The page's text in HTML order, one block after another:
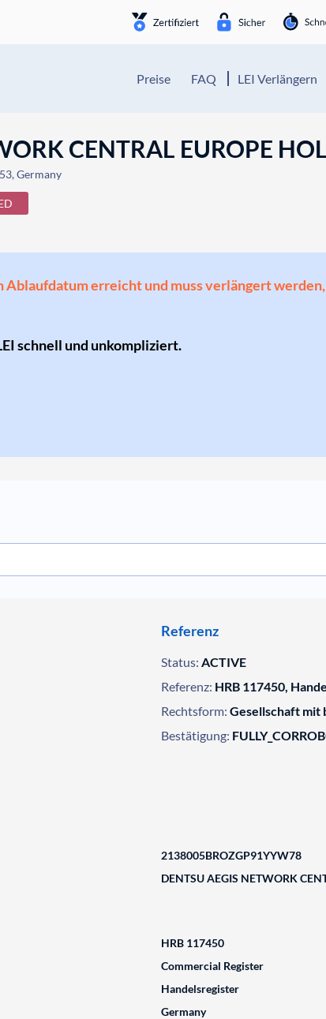
Preise FAQ LEI Verlängern
CENTRAL EUROPE
Germany
Ablaufdatum erreicht und muss verlängert
schnell und unkompliziert.
Referenz
Status: ACTIVE
Referenz: HRB 117450,
Rechtsform: Gesellschaft mit
Bestätigung:
2138005BROZGP91YYW78
DENTSU AEGIS NETWORK
HRB 117450
Commercial Register
Handelsregister
Germany